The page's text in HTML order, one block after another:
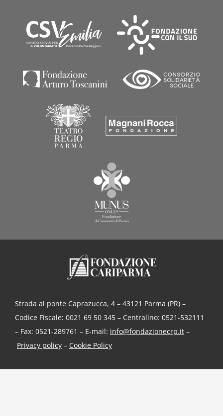
Strada al ponte Caprazucca, 4 – 43121 Parma (PR) –
Codice Fiscale: 0021 69 50 345 – Centralino: 0521-532111
– Fax: 0521-289761 – E-mail: info@fondazionecrp.it–
Privacy policy– Cookie Policy